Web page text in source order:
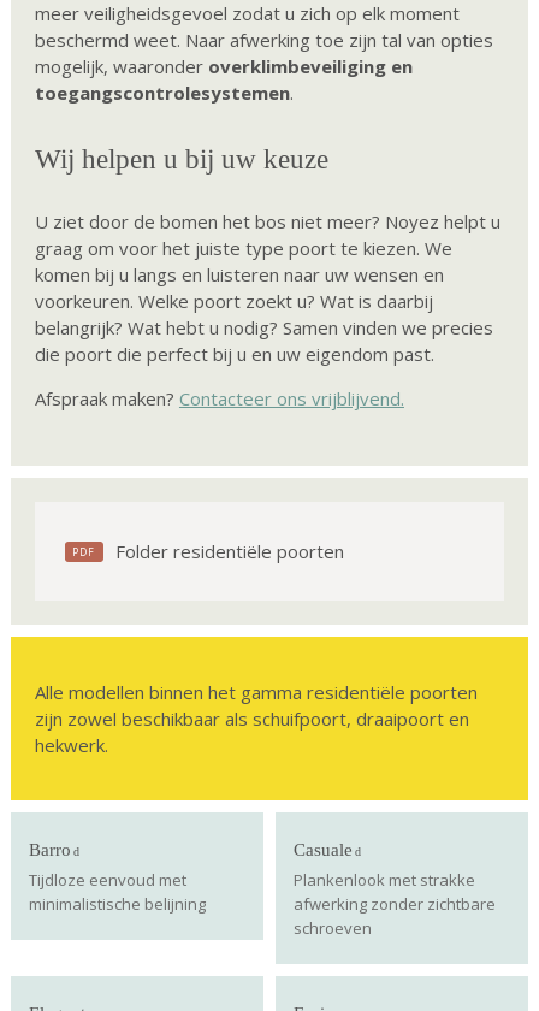
meer veiligheidsgevoel zodat u zich op elk moment
beschermd weet. Naar afwerking toe zijn tal van opties
mogelijk, waaronder overklimbeveiliging en
toegangscontrolesystemen.
Wij helpen u bij uw keuze
U ziet door de bomen het bos niet meer? Noyez helpt u
graag om voor het juiste type poort te kiezen. We
komen bij u langs en luisteren naar uw wensen en
voorkeuren. Welke poort zoekt u? Wat is daarbij
belangrijk? Wat hebt u nodig? Samen vinden we precies
die poort die perfect bij u en uw eigendom past.
Afspraak maken? Contacteer ons vrijblijvend.
Folder residentiële poorten
Alle modellen binnen het gamma residentiële poorten
zijn zowel beschikbaar als schuifpoort, draaipoort en
hekwerk.
Barro
Tijdloze eenvoud met
minimalistische belijning
Casuale
Plankenlook met strakke
afwerking zonder zichtbare
schroeven